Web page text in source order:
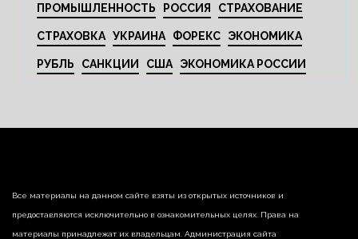
ПРОМЫШЛЕННОСТЬ РОССИЯ СТРАХОВАНИЕ
СТРАХОВКА УКРАИНА ФОРЕКС ЭКОНОМИКА
РУБЛЬ САНКЦИИ США ЭКОНОМИКА РОССИИ
Все материалы на данном сайте взяты из открытых источников и
предоставляются исключительно в ознакомительных целях. Права на
материалы принадлежат их владельцам. Администрация сайта